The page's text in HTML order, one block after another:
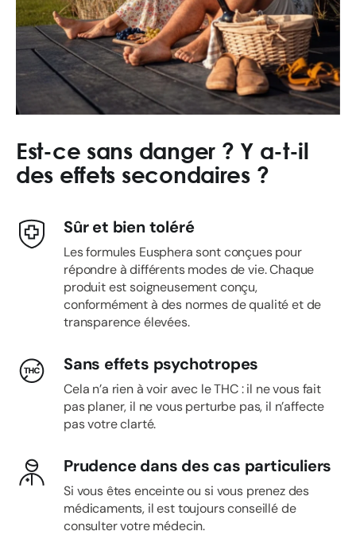
Est-ce sans danger ? Y a-t-il
des effets secondaires ?
Sûr et bien toléré
Les formules Eusphera sont conçues pour
répondre à différents modes de vie. Chaque
produit est soigneusement conçu,
conformément à des normes de qualité et de
transparence élevées.
Sans effets psychotropes
Cela n’a rien à voir avec le THC : il ne vous fait
pas planer, il ne vous perturbe pas, il n’affecte
pas votre clarté.
Prudence dans des cas particuliers
Si vous êtes enceinte ou si vous prenez des
médicaments, il est toujours conseillé de
consulter votre médecin.